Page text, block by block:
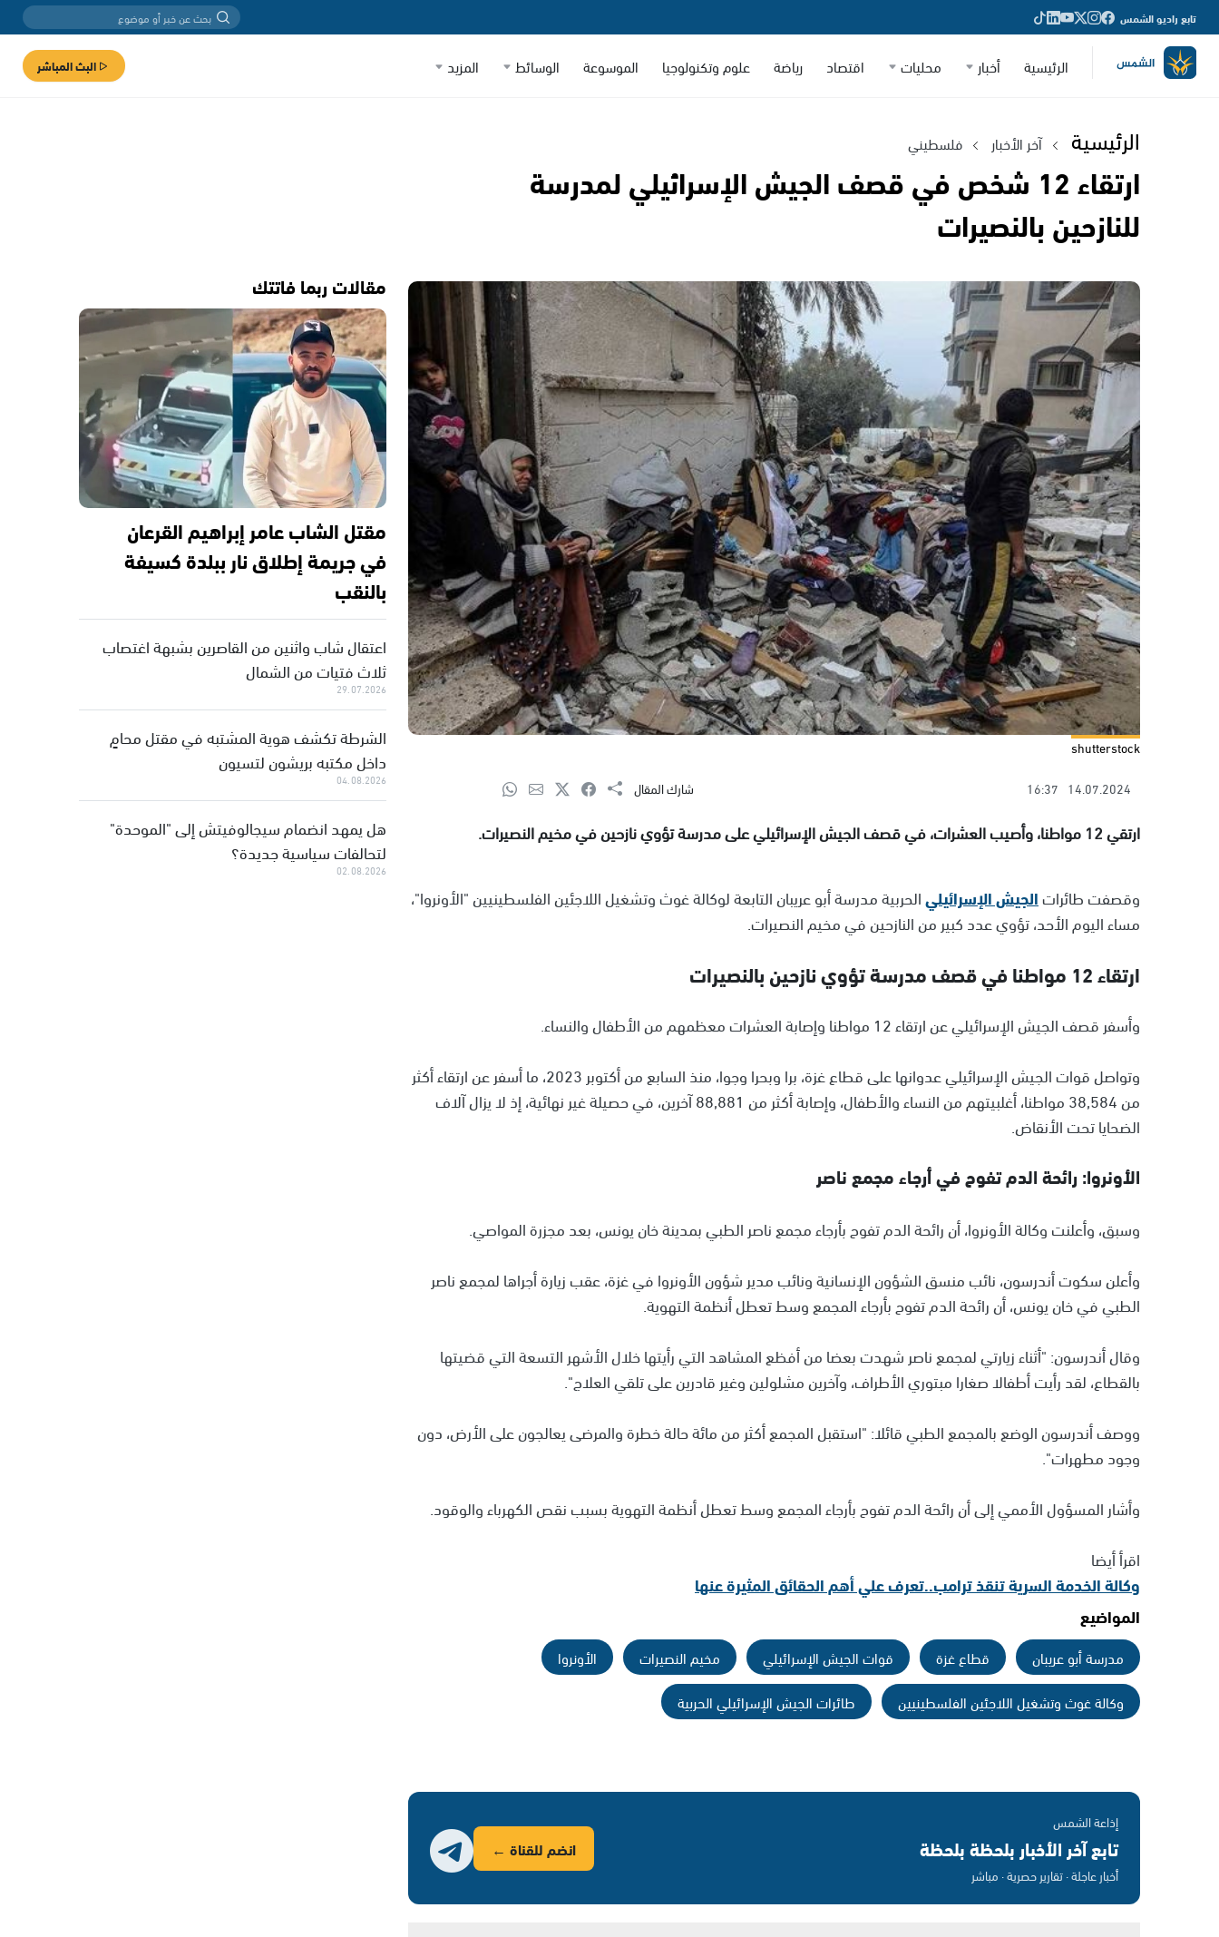
تابع راديو الشمس
الرئيسية أخبار محليات اقتصاد رياضة علوم وتكنولوجيا الموسوعة الوسائط المزيد البث المباشر
الرئيسية آخر الأخبار فلسطيني
ارتقاء 12 شخص في قصف الجيش الإسرائيلي لمدرسة
للنازحين بالنصيرات
shutterstock
14.07.2024
16:37 شارك المقال
ارتقي 12 مواطنا، وأصيب العشرات، في قصف الجيش الإسرائيلي على مدرسة تؤوي نازحين في مخيم النصيرات.
وقصفت طائراتالجيش الإسرائيليالحربية مدرسة أبو عريبان التابعة لوكالة غوث وتشغيل اللاجئين الفلسطينيين "الأونروا"،
مساء اليوم الأحد، تؤوي عدد كبير من النازحين في مخيم النصيرات.
ارتقاء 12 مواطنا في قصف مدرسة تؤوي نازحين بالنصيرات
وأسفر قصف الجيش الإسرائيلي عن ارتقاء 12 مواطنا وإصابة العشرات معظمهم من الأطفال والنساء.
وتواصل قوات الجيش الإسرائيلي عدوانها على قطاع غزة، برا وبحرا وجوا، منذ السابع من أكتوبر 2023، ما أسفر عن ارتقاء أكثر
من 38,584 مواطنا، أغلبيتهم من النساء والأطفال، وإصابة أكثر من 88,881 آخرين، في حصيلة غير نهائية، إذ لا يزال آلاف
الضحايا تحت الأنقاض.
الأونروا: رائحة الدم تفوح في أرجاء مجمع ناصر
وسبق، وأعلنت وكالة الأونروا، أن رائحة الدم تفوح بأرجاء مجمع ناصر الطبي بمدينة خان يونس، بعد مجزرة المواصي.
وأعلن سكوت أندرسون، نائب منسق الشؤون الإنسانية ونائب مدير شؤون الأونروا في غزة، عقب زيارة أجراها لمجمع ناصر
الطبي في خان يونس، أن رائحة الدم تفوح بأرجاء المجمع وسط تعطل أنظمة التهوية.
وقال أندرسون: "أثناء زيارتي لمجمع ناصر شهدت بعضا من أفظع المشاهد التي رأيتها خلال الأشهر التسعة التي قضيتها
بالقطاع، لقد رأيت أطفالا صغارا مبتوري الأطراف، وآخرين مشلولين وغير قادرين على تلقي العلاج".
ووصف أندرسون الوضع بالمجمع الطبي قائلا: "استقبل المجمع أكثر من مائة حالة خطرة والمرضى يعالجون على الأرض، دون
وجود مطهرات".
وأشار المسؤول الأممي إلى أن رائحة الدم تفوح بأرجاء المجمع وسط تعطل أنظمة التهوية بسبب نقص الكهرباء والوقود.
اقرأ أيضا
وكالة الخدمة السرية تنقذ ترامب..تعرف علي أهم الحقائق المثيرة عنها
المواضيع
مدرسة أبو عريبان قطاع غزة قوات الجيش الإسرائيلي مخيم النصيرات
الأونروا
وكالة غوث وتشغيل اللاجئين الفلسطينيين
طائرات الجيش الإسرائيلي الحربية
إذاعة الشمس
تابع آخر الأخبار بلحظة بلحظة
أخبار عاجلة · تقارير حصرية · مباشر
انضم للقناة ←
مقالات ربما فاتتك
مقتل الشاب عامر إبراهيم القرعان
في جريمة إطلاق نار ببلدة كسيفة
بالنقب
اعتقال شاب واثنين من القاصرين بشبهة اغتصاب
ثلاث فتيات من الشمال
29.07.2026
الشرطة تكشف هوية المشتبه في مقتل محامٍ
داخل مكتبه بريشون لتسيون
04.08.2026
هل يمهد انضمام سيجالوفيتش إلى "الموحدة"
لتحالفات سياسية جديدة؟
02.08.2026